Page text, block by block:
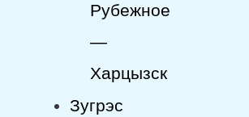
Рубежное
—
Харцызск
Зугрэс